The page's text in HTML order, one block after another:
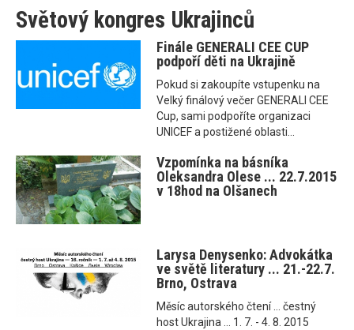
Světový kongres Ukrajinců
Finále GENERALI CEE CUP
podpoří děti na Ukrajině
Pokud si zakoupíte vstupenku na
Velký finálový večer GENERALI CEE
Cup, sami podpoříte organizaci
UNICEF a postižené oblasti...
Vzpomínka na básníka
Oleksandra Olese ... 22.7.2015
v 18hod na Olšanech
Larysa Denysenko: Advokátka
ve světě literatury ... 21.-22.7.
Brno, Ostrava
Měsíc autorského čtení ... čestný
host Ukrajina ... 1. 7. - 4. 8. 2015